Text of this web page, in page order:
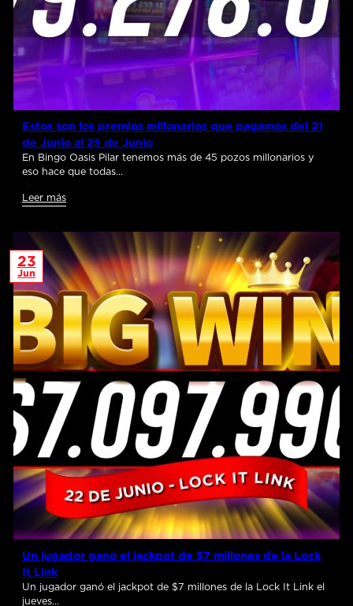
Estos son los premios millonarios que pagamos del 21
de Junio al 25 de Junio
En Bingo Oasis Pilar tenemos más de 45 pozos millonarios y
eso hace que todas…
Leer más
23
Jun
Un jugador ganó el jackpot de $7 millones de la Lock
It Link
Un jugador ganó el jackpot de $7 millones de la Lock It Link el
jueves…